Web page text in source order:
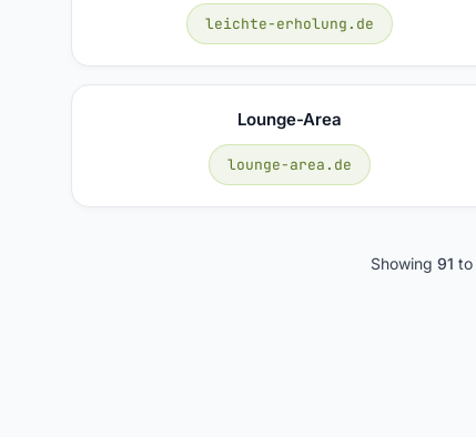
leichte-erholung.de
Lounge-Area
lounge-area.de
Showing 91 to